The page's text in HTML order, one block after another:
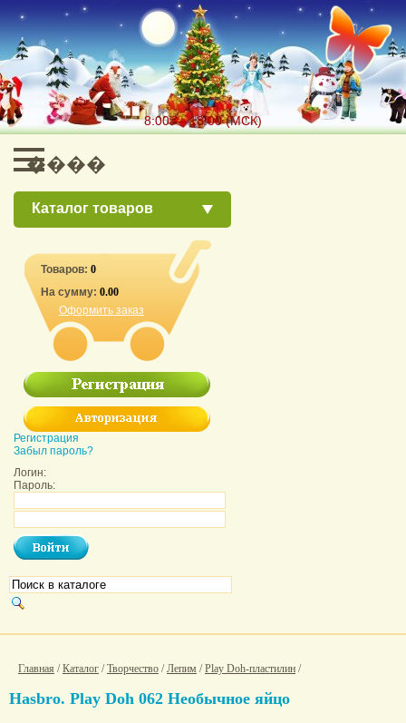
8:00 — 18:00 (МСК)
Каталог товаров
Главная /Каталог /Творчество /Лепим /Play Doh-пластилин /
Hasbro. Play Doh 062 Необычное яйцо
Товаров: 0
На сумму: 0.00
Оформить заказ
Регистрация
Забыл пароль?
Логин:
Пароль: